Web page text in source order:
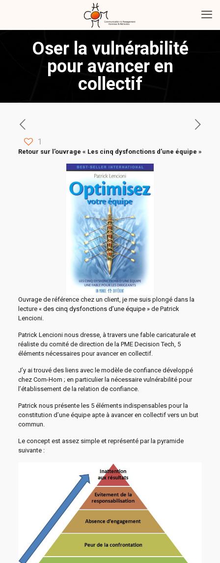
Oser la vulnérabilité
pour avancer en
collectif
1
Retour sur l’ouvrage « Les cinq dysfonctions d’une équipe »
Ouvrage de référence chez un client, je me suis plongé dans la
lecture « des cinq dysfonctions d’une équipe» de Patrick
Lencioni.
Patrick Lencioni nous dresse, à travers une fable caricaturale et
réaliste du comité de direction de la PME Decision Tech, 5
éléments nécessaires pour avancer en collectif.
J’y ai trouvé des liens avec le modèle de confiance développé
chez Com-Hom ; en particulier la nécessaire vulnérabilité pour
l’établissement de la relation de confiance.
Patrick nous présente les 5 éléments indispensables pour la
constitution d’une équipe apte à avancer en collectif vers un but
commun.
Le concept est assez simple et représenté par la pyramide
suivante :